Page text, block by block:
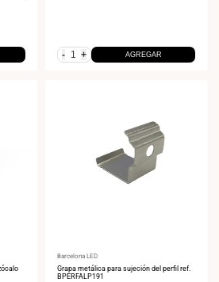
- + AGREGAR
Proveedor:
Barcelona LED
Grapa metálica para sujeción del perfil ref.
BPERFALP191